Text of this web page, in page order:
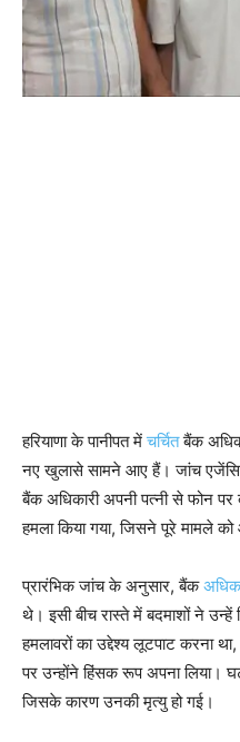
हरियाणा के पानीपत मेंचर्चितबैंक
नए खुलासे सामने आए हैं। जांच
बैंक अधिकारी अपनी पत्नी से फोन
हमला किया गया, जिसने पूरे मामले
प्रारंभिक जांच के अनुसार, बैंक
थे। इसी बीच रास्ते में बदमाशों ने
हमलावरों का उद्देश्य लूटपाट करना
पर उन्होंने हिंसक रूप अपना लिया।
जिसके कारण उनकी मृत्यु हो गई।